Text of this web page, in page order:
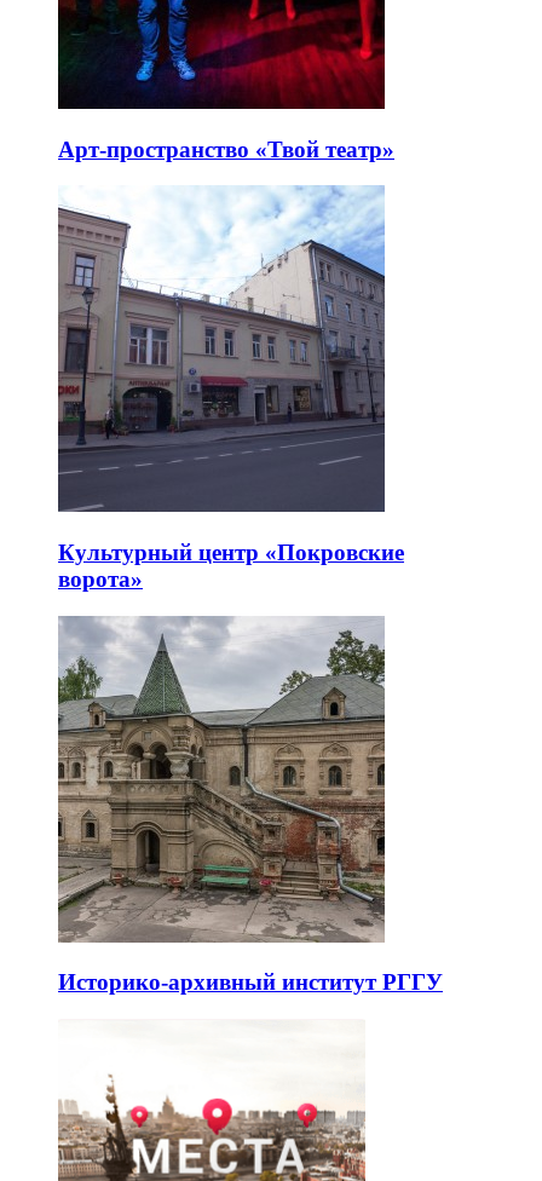
Арт-пространство «Твой театр»
Культурный центр «Покровские
ворота»
Историко-архивный институт РГГУ